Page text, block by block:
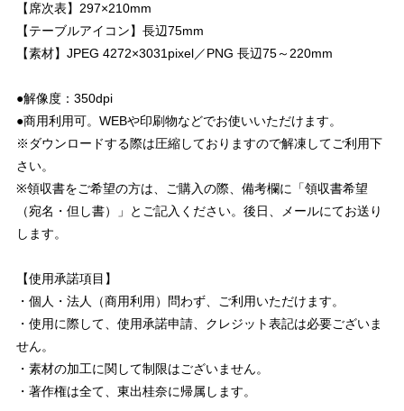
【席次表】297×210mm
【テーブルアイコン】長辺75mm
【素材】JPEG 4272×3031pixel／PNG 長辺75～220mm
●解像度：350dpi
●商用利用可。WEBや印刷物などでお使いいただけます。
※ダウンロードする際は圧縮しておりますので解凍してご利用下
さい。
※領収書をご希望の方は、ご購入の際、備考欄に「領収書希望
（宛名・但し書）」とご記入ください。後日、メールにてお送り
します。
【使用承諾項目】
・個人・法人（商用利用）問わず、ご利用いただけます。
・使用に際して、使用承諾申請、クレジット表記は必要ございま
せん。
・素材の加工に関して制限はございません。
・著作権は全て、東出桂奈に帰属します。